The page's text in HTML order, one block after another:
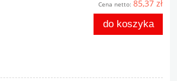
Cena netto: 85,37 zł
do koszyka